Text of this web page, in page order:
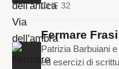
CHF 32
Fermare Frasi
Patrizia Barbuiani
ed esercizi di